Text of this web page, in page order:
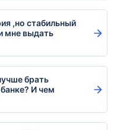
,но стабильный
мне выдать
брать
И чем